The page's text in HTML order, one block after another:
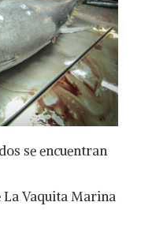
se encuentran
La Vaquita Marina